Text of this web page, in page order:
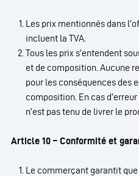
Les prix mentionnés dans
incluent la TVA.
Tous les prix s’entendent
et de composition. Aucune
pour les conséquences des
composition. En cas
n’est pas tenu de livrer le
Article 10 – Conformité et
Le commerçant garantit